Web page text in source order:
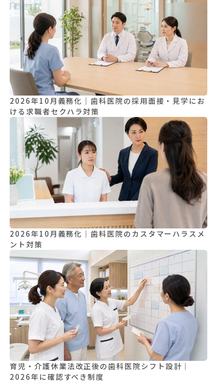
2026年10月義務化｜歯科医院の採用面接・見学にお
ける求職者セクハラ対策
2026年10月義務化｜歯科医院のカスタマーハラスメ
ント対策
育児・介護休業法改正後の歯科医院シフト設計｜
2026年に確認すべき制度